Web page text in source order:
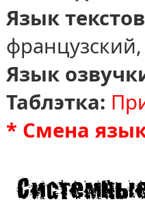
Язык
Язык
Таблэтка:
* Смена